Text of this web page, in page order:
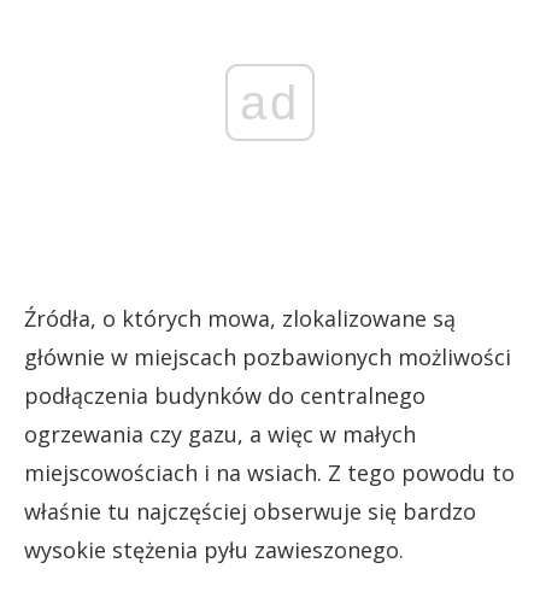
ad
Źródła, o których mowa, zlokalizowane są
głównie w miejscach pozbawionych możliwości
podłączenia budynków do centralnego
ogrzewania czy gazu, a więc w małych
miejscowościach i na wsiach. Z tego powodu to
właśnie tu najczęściej obserwuje się bardzo
wysokie stężenia pyłu zawieszonego.